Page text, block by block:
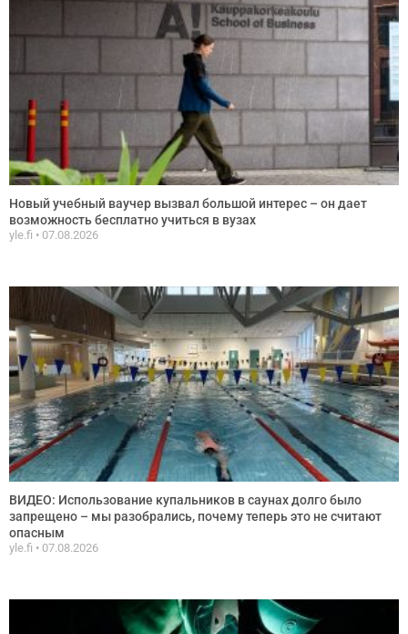
Новый учебный ваучер вызвал большой интерес – он дает
возможность бесплатно учиться в вузах
yle.fi 07.08.2026
ВИДЕО: Использование купальников в саунах долго было
запрещено – мы разобрались, почему теперь это не считают
опасным
yle.fi 07.08.2026